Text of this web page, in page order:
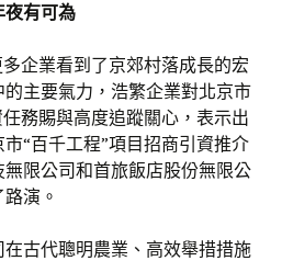
夜有可為
企業看到了京郊村落成長的宏
主要氣力，浩繁企業對北京市
務賜與高度追蹤關心，表示出
“百千工程”項目招商引資推介
限公司和首旅飯店股份無限公
演。
古代聰明農業、高效舉措措施